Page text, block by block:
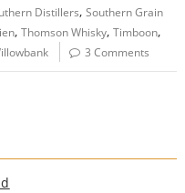
Distillers,Southern Grain
,Thomson Whisky,Timboon,
3 Comments